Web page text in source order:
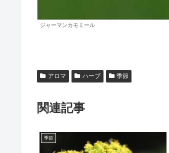
ジャーマンカモミール
アロマ ハーブ 季節
関連記事
季節